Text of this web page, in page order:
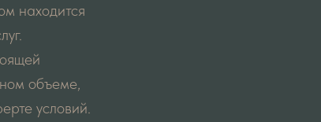
находится
объеме,
условий.